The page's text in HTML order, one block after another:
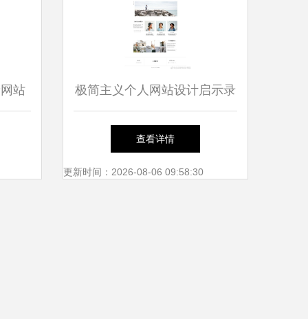
站 极简主义个人网站设计启示录
查看详情
更新时间：2026-08-06 09:58:30